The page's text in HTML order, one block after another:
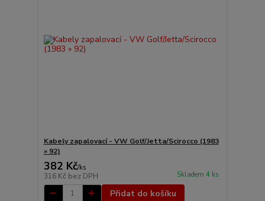
Kabely zapalovací - VW Golf/Jetta/Scirocco (1983
» 92)
382 Kč/ks
316 Kč bez DPH Skladem 4 ks
Přidat do košíku